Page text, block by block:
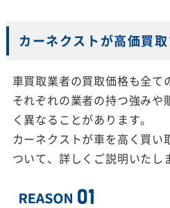
カーネクストが高価買
車買取業者の買取価格も全て
それぞれの業者の持つ強みや
く異なることがあります。
カーネクストが車を高く買い
ついて、詳しくご説明いたし